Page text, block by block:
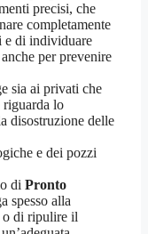
precisi, che
completamente
e di individuare
per prevenire
sia ai privati che
riguarda lo
disostruzione delle
e dei pozzi
di Pronto
spesso alla
o di ripulire il